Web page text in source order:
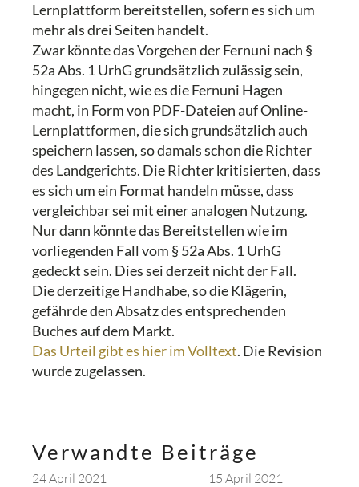
Lernplattform bereitstellen, sofern es sich um
mehr als drei Seiten handelt.
Zwar könnte das Vorgehen der Fernuni nach §
52a Abs. 1 UrhG grundsätzlich zulässig sein,
hingegen nicht, wie es die Fernuni Hagen
macht, in Form von PDF-Dateien auf Online-
Lernplattformen, die sich grundsätzlich auch
speichern lassen, so damals schon die Richter
des Landgerichts. Die Richter kritisierten, dass
es sich um ein Format handeln müsse, dass
vergleichbar sei mit einer analogen Nutzung.
Nur dann könnte das Bereitstellen wie im
vorliegenden Fall vom § 52a Abs. 1 UrhG
gedeckt sein. Dies sei derzeit nicht der Fall.
Die derzeitige Handhabe, so die Klägerin,
gefährde den Absatz des entsprechenden
Buches auf dem Markt.
Das Urteil gibt es hier im Volltext. Die Revision
wurde zugelassen.
Verwandte Beiträge
24 April 2021 15 April 2021